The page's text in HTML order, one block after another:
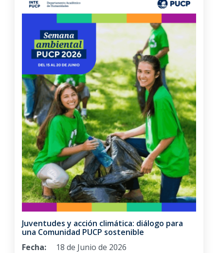
Juventudes y acción climática: diálogo para
una Comunidad PUCP sostenible
Fecha:
18 de Junio de 2026